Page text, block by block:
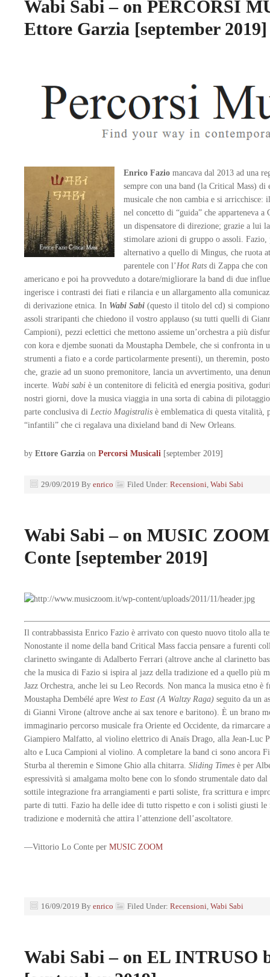
Wabi Sabi – on PERCORSI
Ettore Garzia [september 2019]
Enrico Fazio mancava dal 2013 ad una
sempre con una band (la Critical Mass)
musicale che non cambia e si arricchisce:
nel concetto di “guida” che apparteneva
un dispensatore di direzione; grazie a lui
stimolare azioni di gruppo o assoli.
alternativo a quello di Mingus, che ruota
parentele con l’Hot Rats di Zappa che con
americano e poi ha provveduto a dotare/migliorare la band di due
ingerisce i contrasti dei fiati e rilancia e un allargamento alla
di derivazione etnica. In Wabi Sabi (questo il titolo del cd) si
assoli straripanti che chiedono il vostro applauso (su tutti quelli di
Campioni), pezzi eclettici che mettono assieme un’orchestra a più
con kora e djembe suonati da Moustapha Dembele, che si confronta in
strumenti a fiato e a corde particolarmente presenti), un theremin,
che, grazie ad un suono premonitore, lancia un avvertimento, una
incerte. Wabi sabi è un contenitore di felicità ed energia positiva,
nostri giorni, dove la musica viaggia in una sorta di cabina di
parte conclusiva di Lectio Magistralis è emblematica di questa vitalità,
“infantili” che ci regalava una dixieland band di New Orleans.
by Ettore Garzia on Percorsi Musicali [september 2019]
29/09/2019 By enrico Filed Under: Recensioni, Wabi Sabi
Wabi Sabi – on MUSIC
Conte [september 2019]
Il contrabbassista Enrico Fazio è arrivato con questo nuovo titolo alla
Nonostante il nome della band Critical Mass faccia pensare a furenti
clarinetto swingante di Adalberto Ferrari (altrove anche al clarinetto
che la musica di Fazio si ispira al jazz della tradizione ed a quello più
Jazz Orchestra, anche lei su Leo Records. Non manca la musica etno
Moustapha Dembélé apre West to East (A Waltzy Raga) seguito da un
di Gianni Virone (altrove anche ai sax tenore e baritono). È un brano
immaginario percorso musicale fra Oriente ed Occidente, da
Giampiero Malfatto, al violino elettrico di Anaïs Drago, alla Jean-Luc
alto e Luca Campioni al violino. A completare la band ci sono ancora
Sturba al theremin e Simone Ghio alla chitarra. Sliding Times è per
espressività si amalgama molto bene con lo sfondo strumentale dato
sottile integrazione fra arrangiamenti e parti soliste, fra scrittura e
parte di tutti. Fazio ha delle idee di tutto rispetto e con i solisti giusti le
tradizione e modernità che attira l’attenzione dell’ascoltatore.
—Vittorio Lo Conte per MUSIC ZOOM
16/09/2019 By enrico Filed Under: Recensioni, Wabi Sabi
Wabi Sabi – on EL INTRUSO